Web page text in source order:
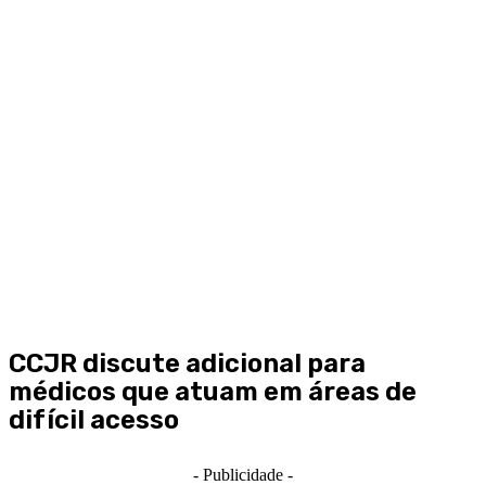
CCJR discute adicional para
médicos que atuam em áreas de
difícil acesso
- Publicidade -